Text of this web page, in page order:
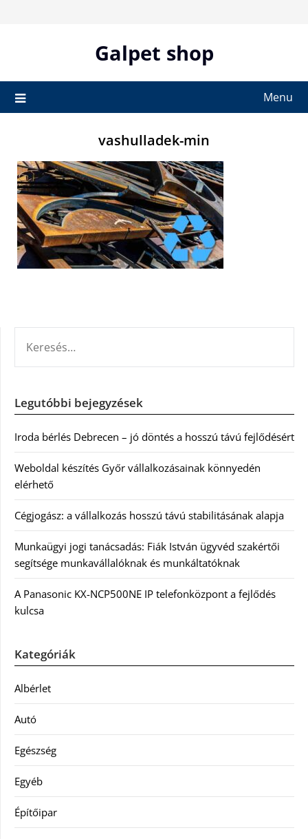
Galpet shop
Menu
vashulladek-min
Legutóbbi bejegyzések
Iroda bérlés Debrecen – jó döntés a hosszú távú fejlődésért
Weboldal készítés Győr vállalkozásainak könnyedén
elérhető
Cégjogász: a vállalkozás hosszú távú stabilitásának alapja
Munkaügyi jogi tanácsadás: Fiák István ügyvéd szakértői
segítsége munkavállalóknak és munkáltatóknak
A Panasonic KX-NCP500NE IP telefonközpont a fejlődés
kulcsa
Kategóriák
Albérlet
Autó
Egészség
Egyéb
Építőipar